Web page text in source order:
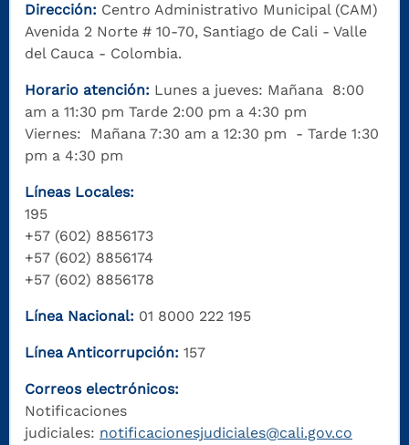
Dirección: Centro Administrativo Municipal (CAM)
Avenida 2 Norte # 10-70, Santiago de Cali - Valle
del Cauca - Colombia.
Horario atención: Lunes a jueves: Mañana 8:00
am a 11:30 pm Tarde 2:00 pm a 4:30 pm
Viernes: Mañana 7:30 am a 12:30 pm - Tarde 1:30
pm a 4:30 pm
Líneas Locales:
195
+57 (602) 8856173
+57 (602) 8856174
+57 (602) 8856178
Línea Nacional: 01 8000 222 195
Línea Anticorrupción: 157
Correos electrónicos:
Notificaciones
judiciales: notificacionesjudiciales@cali.gov.co